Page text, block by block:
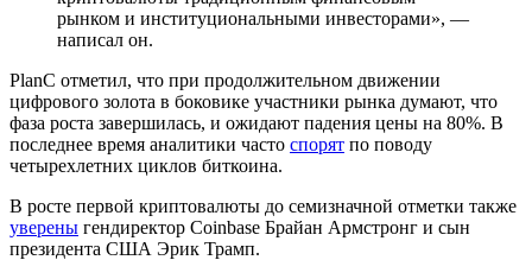
рынком и институциональными инвесторами», —
написал он.
PlanC отметил, что при продолжительном движении
цифрового золота в боковике участники рынка думают, что
фаза роста завершилась, и ожидают падения цены на 80%. В
последнее время аналитики часто спорят по поводу
четырехлетних циклов биткоина.
В росте первой криптовалюты до семизначной отметки также
уверены гендиректор Coinbase Брайан Армстронг и сын
президента США Эрик Трамп.